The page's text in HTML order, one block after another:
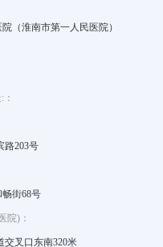
（淮南市第一人民医院）
路203号
街68号
院)：
交叉口东南320米